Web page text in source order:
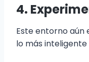
4.
Este entorno aún
lo más